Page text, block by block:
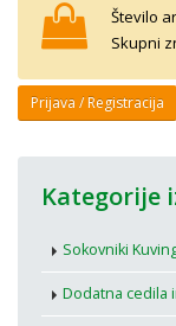
Število
Skupni
Prijava / Registracija
Kategorije
Sokovniki
Dodatna cedila